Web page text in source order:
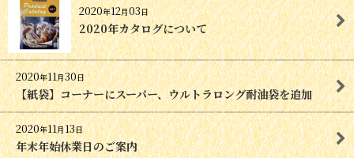
2020年12月03日
2020年カタログについて
2020年11月30日
【紙袋】コーナーにスーパー、ウルトラロング耐油袋を追加
2020年11月13日
年末年始休業日のご案内